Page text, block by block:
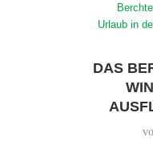
Urlaub in
DAS